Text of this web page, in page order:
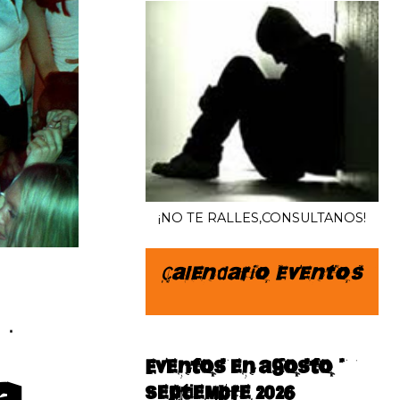
¡NO TE RALLES,CONSULTANOS!
Calendario Eventos
Eventos en agosto–
septiembre 2026